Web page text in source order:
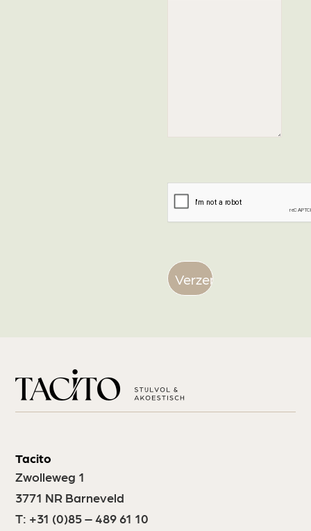
Tacito
Zwolleweg 1
3771 NR Barneveld
T: +31 (0)85 – 489 61 10